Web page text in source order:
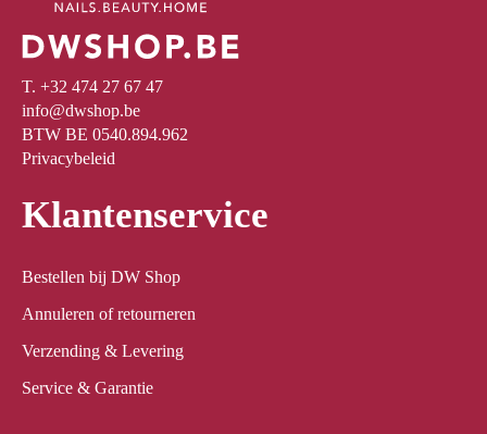
T. +32 474 27 67 47
info@dwshop.be
BTW BE 0540.894.962
Privacybeleid
Klantenservice
Bestellen bij DW Shop
Annuleren of retourneren
Verzending & Levering
Service & Garantie